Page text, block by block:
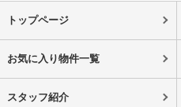
トップページ
お気に入り物件一覧
スタッフ紹介